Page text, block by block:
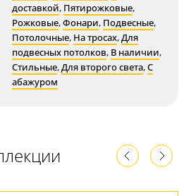
доставкой, Пятирожковые,
Рожковые,Фонари, Подвесные,
Потолочные, На тросах,Для
подвесных потолков, В наличии,
Стильные,Для второго света,С
абажуром